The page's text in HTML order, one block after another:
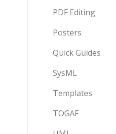
PDF Editing
Posters
Quick Guides
SysML
Templates
TOGAF